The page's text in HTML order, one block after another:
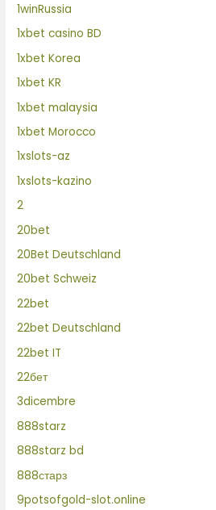
1winRussia
1xbet casino BD
1xbet Korea
1xbet KR
1xbet malaysia
1xbet Morocco
1xslots-az
1xslots-kazino
2
20bet
20Bet Deutschland
20bet Schweiz
22bet
22bet Deutschland
22bet IT
22бет
3dicembre
888starz
888starz bd
888старз
9potsofgold-slot.online